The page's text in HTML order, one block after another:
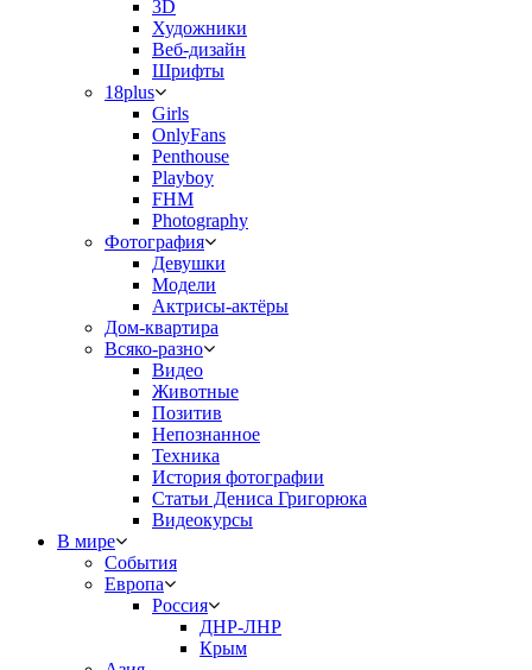
3D
Художники
Веб-дизайн
Шрифты
18plus
Girls
OnlyFans
Penthouse
Playboy
FHM
Photography
Фотография
Девушки
Модели
Актрисы-актёры
Дом-квартира
Всяко-разно
Видео
Животные
Позитив
Непознанное
Техника
История фотографии
Статьи Дениса Григорюка
Видеокурсы
В мире
События
Европа
Россия
ДНР-ЛНР
Крым